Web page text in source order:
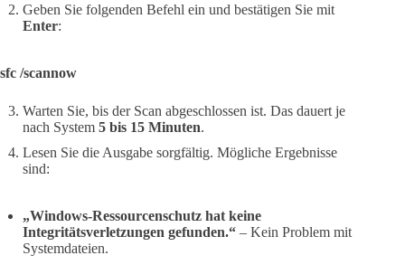
Geben Sie folgenden Befehl ein und bestätigen Sie mit
Enter:
sfc /scannow
Warten Sie, bis der Scan abgeschlossen ist. Das dauert je
nach System 5 bis 15 Minuten.
Lesen Sie die Ausgabe sorgfältig. Mögliche Ergebnisse
sind:
„Windows-Ressourcenschutz hat keine
Integritätsverletzungen gefunden.“ – Kein Problem mit
Systemdateien.